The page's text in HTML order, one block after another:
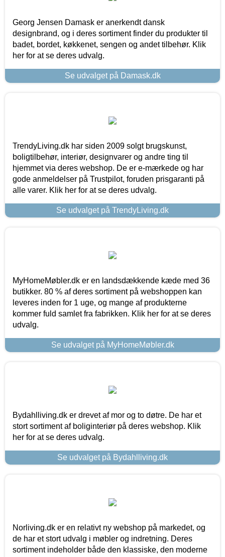
Georg Jensen Damask er anerkendt dansk
designbrand, og i deres sortiment finder du produkter til
badet, bordet, køkkenet, sengen og andet tilbehør. Klik
her for at se deres udvalg.
Se udvalget på Damask.dk
TrendyLiving.dk har siden 2009 solgt brugskunst,
boligtilbehør, interiør, designvarer og andre ting til
hjemmet via deres webshop. De er e-mærkede og har
gode anmeldelser på Trustpilot, foruden prisgaranti på
alle varer. Klik her for at se deres udvalg.
Se udvalget på TrendyLiving.dk
MyHomeMøbler.dk er en landsdækkende kæde med 36
butikker. 80 % af deres sortiment på webshoppen kan
leveres inden for 1 uge, og mange af produkterne
kommer fuld samlet fra fabrikken. Klik her for at se deres
udvalg.
Se udvalget på MyHomeMøbler.dk
Bydahlliving.dk er drevet af mor og to døtre. De har et
stort sortiment af boliginteriør på deres webshop. Klik
her for at se deres udvalg.
Se udvalget på Bydahlliving.dk
Norliving.dk er en relativt ny webshop på markedet, og
de har et stort udvalg i møbler og indretning. Deres
sortiment indeholder både den klassiske, den moderne